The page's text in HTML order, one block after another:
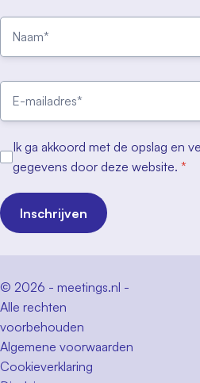
Ik ga akkoord met de opslag en
gegevens door deze website. *
Inschrijven
© 2026 - meetings.nl -
Alle rechten
voorbehouden
Algemene voorwaarden
Cookieverklaring